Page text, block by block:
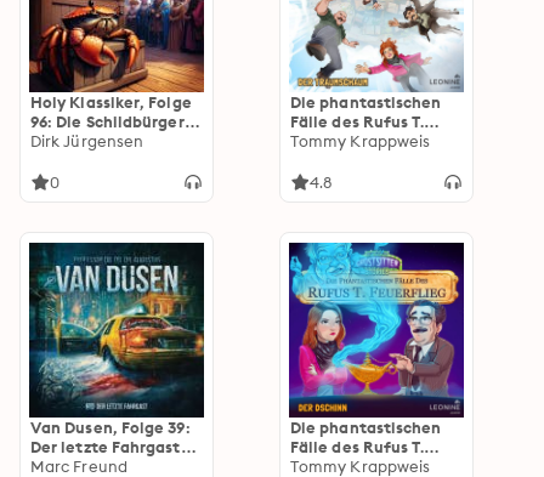
Holy Klassiker, Folge
96: Die Schildbürger
(ungekürzt)
Dirk Jürgensen
0
Die phantastischen
Fälle des Rufus T.
Feuerflieg 26 - Der
Tommy Krappweis
4.8
Van Dusen, Folge 39:
Der letzte Fahrgast
(ungekürzt)
Marc Freund
Die phantastischen
Fälle des Rufus T.
Feuerflieg 27 - Der
Tommy Krappweis